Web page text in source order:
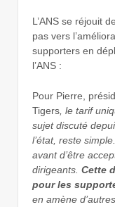
L’ANS se réjouit
pas vers
supporters en
l’ANS :
Pour Pierre,
Tigers , le tarif
sujet discuté
l’état, reste
avant d’être
dirigeants. Cette
pour les
en amène